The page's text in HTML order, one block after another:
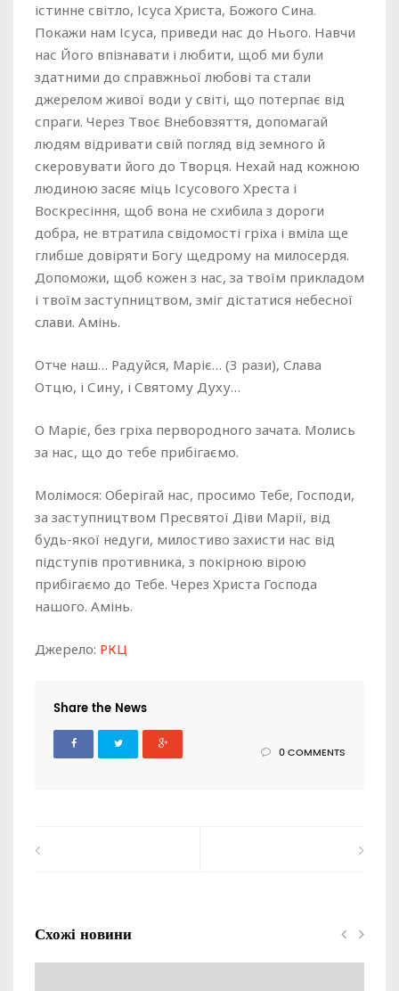
істинне світло, Ісуса Христа, Божого Сина.
Покажи нам Ісуса, приведи нас до Нього. Навчи
нас Його впізнавати і любити, щоб ми були
здатними до справжньої любові та стали
джерелом живої води у світі, що потерпає від
спраги. Через Твоє Внебовзяття, допомагай
людям відривати свій погляд від земного й
скеровувати його до Творця. Нехай над кожною
людиною засяє міць Ісусового Хреста і
Воскресіння, щоб вона не схибила з дороги
добра, не втратила свідомості гріха і вміла ще
глибше довіряти Богу щедрому на милосердя.
Допоможи, щоб кожен з нас, за твоїм прикладом
і твоїм заступництвом, зміг дістатися небесної
слави. Амінь.
Отче наш… Радуйся, Маріє… (3 рази), Слава
Отцю, і Сину, і Святому Духу…
О Маріє, без гріха первородного зачата. Молись
за нас, що до тебе прибігаємо.
Молімося: Оберігай нас, просимо Тебе, Господи,
за заступництвом Пресвятої Діви Марії, від
будь-якої недуги, милостиво захисти нас від
підступів противника, з покірною вірою
прибігаємо до Тебе. Через Христа Господа
нашого. Амінь.
Джерело: РКЦ
Share the News
0 COMMENTS
Схожі новини